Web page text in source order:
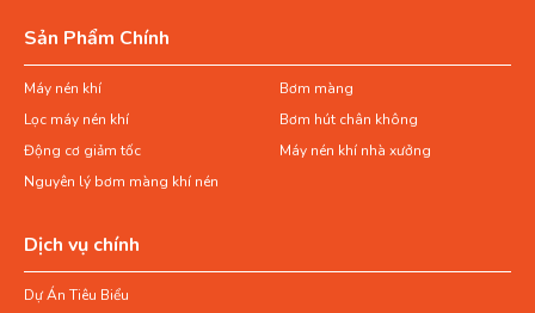
Sản Phẩm Chính
Máy nén khí
Bơm màng
Lọc máy nén khí
Bơm hút chân không
Động cơ giảm tốc
Máy nén khí nhà xưởng
Nguyên lý bơm màng khí nén
Dịch vụ chính
Dự Án Tiêu Biểu